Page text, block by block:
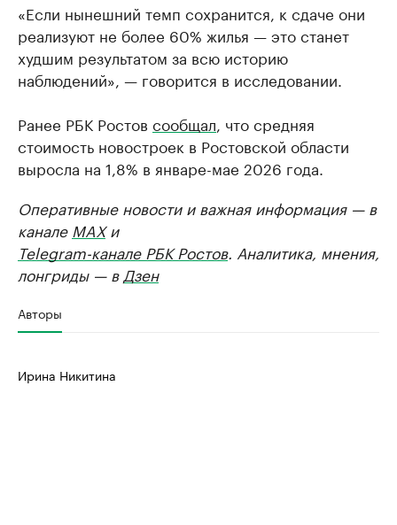
«Если нынешний темп сохранится, к сдаче они
реализуют не более 60% жилья — это станет
худшим результатом за всю историю
наблюдений», — говорится в исследовании.
Ранее РБК Ростов сообщал , что средняя
стоимость новостроек в Ростовской области
выросла на 1,8% в январе-мае 2026 года.
Оперативные новости и важная информация — в
канале MAXи
Telegram-канале РБК Ростов. Аналитика, мнения,
лонгриды — в Дзен
Авторы
Ирина Никитина